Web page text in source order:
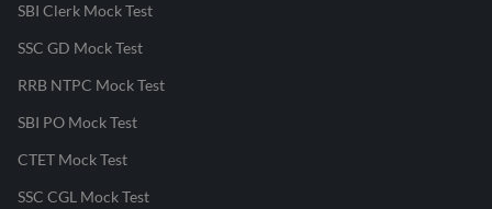
SBI Clerk Mock Test
SSC GD Mock Test
RRB NTPC Mock Test
SBI PO Mock Test
CTET Mock Test
SSC CGL Mock Test